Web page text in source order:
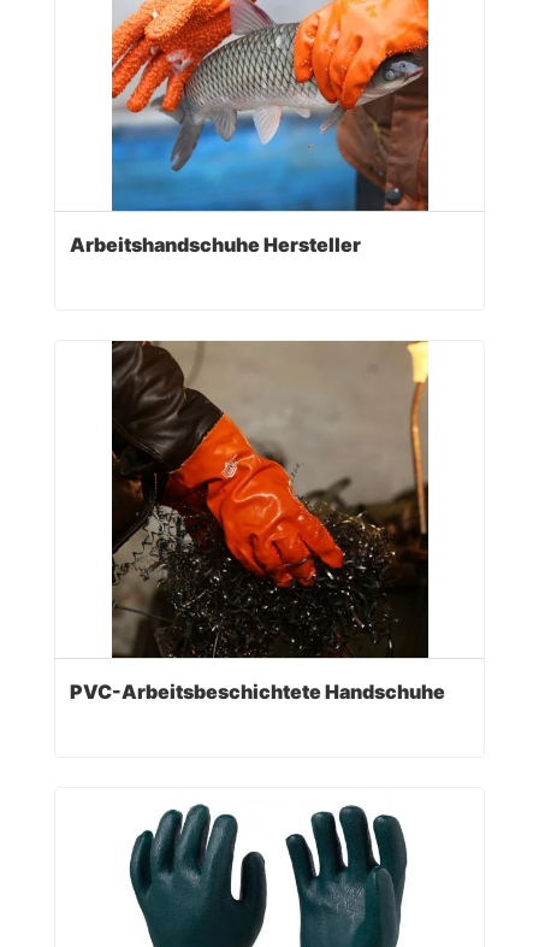
Arbeitshandschuhe Hersteller
PVC-Arbeitsbeschichtete Handschuhe